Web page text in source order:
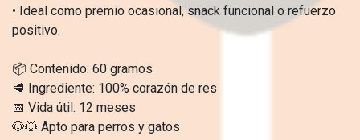
• Ideal como premio ocasional, snack funcional o refuerzo
positivo.
📦 Contenido: 60 gramos
🥩 Ingrediente: 100% corazón de res
📅 Vida útil: 12 meses
🐶🐱 Apto para perros y gatos